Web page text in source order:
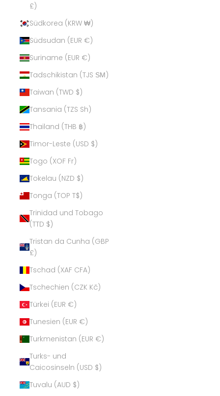
£)
Südkorea (KRW ₩)
Südsudan (EUR €)
Suriname (EUR €)
Tadschikistan (TJS ЅМ)
Taiwan (TWD $)
Tansania (TZS Sh)
Thailand (THB ฿)
Timor-Leste (USD $)
Togo (XOF Fr)
Tokelau (NZD $)
Tonga (TOP T$)
Trinidad und Tobago
(TTD $)
Tristan da Cunha (GBP
£)
Tschad (XAF CFA)
Tschechien (CZK Kč)
Türkei (EUR €)
Tunesien (EUR €)
Turkmenistan (EUR €)
Turks- und
Caicosinseln (USD $)
Tuvalu (AUD $)